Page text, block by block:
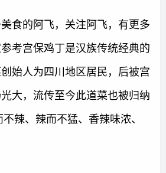
食的阿飞，关注阿飞，有更多
考宫保鸡丁是汉族传统经典的
始人为四川地区居民，后被宫
大，流传至今此道菜也被归纳
辣、辣而不猛、香辣味浓、